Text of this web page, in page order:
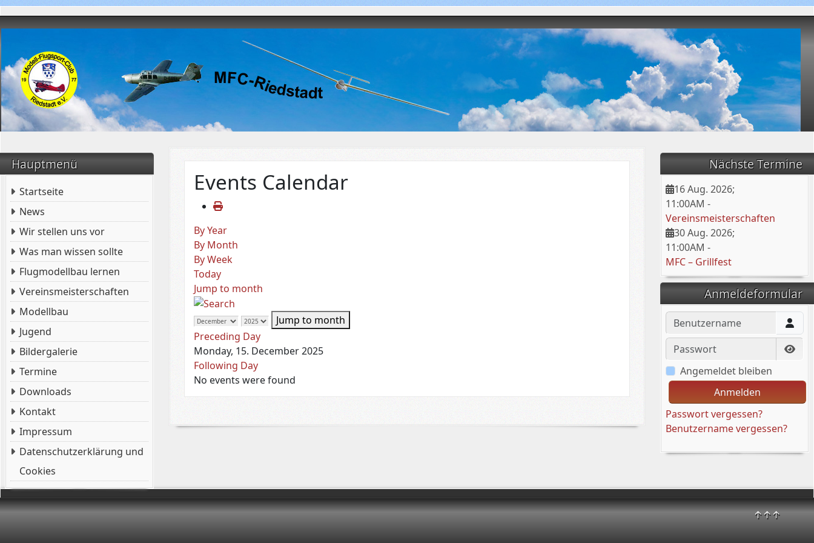
↑↑↑
Hauptmenü
Startseite
News
Wir stellen uns vor
Was man wissen sollte
Flugmodellbau lernen
Vereinsmeisterschaften
Modellbau
Jugend
Bildergalerie
Termine
Downloads
Kontakt
Impressum
Datenschutzerklärung und
Cookies
Nächste Termine
16 Aug. 2026;
11:00AM -
Vereinsmeisterschaften
30 Aug. 2026;
11:00AM -
MFC – Grillfest
Anmeldeformular
Benutzername
Passwort
Angemeldet bleiben
Anmelden
Passwort vergessen?
Benutzername vergessen?
Events Calendar
By Year
By Month
By Week
Today
Jump to month
Jump to month
Preceding Day
Monday, 15. December 2025
Following Day
No events were found